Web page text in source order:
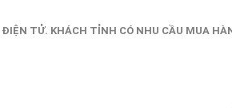
TỬ. KHÁCH TỈNH CÓ NHU CẦU MUA